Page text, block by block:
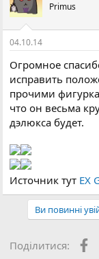
Primus
04.10.14
Огромное
исправить
прочими
что он весьма
дэлюкса будет.
Источник тут EX
Ви повинні
Поділитися: